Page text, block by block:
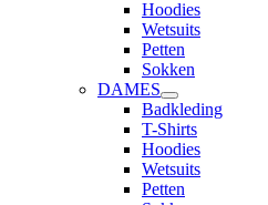
Hoodies
Wetsuits
Petten
Sokken
DAMES
Badkleding
T-Shirts
Hoodies
Wetsuits
Petten